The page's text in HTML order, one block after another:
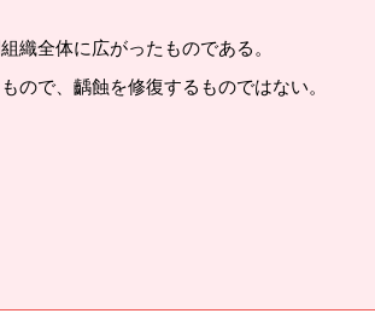
織全体に広がったものである。
ので、齲蝕を修復するものではない。